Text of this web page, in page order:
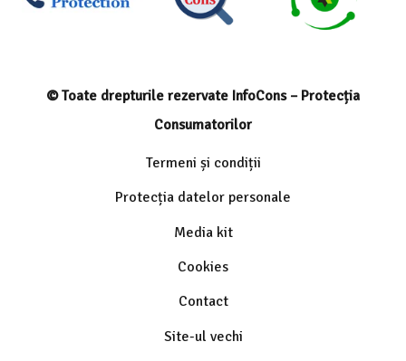
© Toate drepturile rezervate InfoCons – Protecția
Consumatorilor
Termeni și condiții
Protecția datelor personale
Media kit
Cookies
Contact
Site-ul vechi